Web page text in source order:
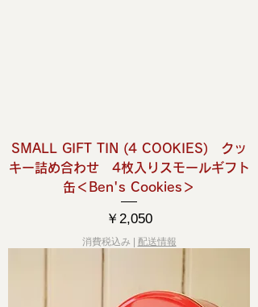
SMALL GIFT TIN (4 COOKIES) クッ
キー詰め合わせ 4枚入りスモールギフト
缶＜Ben's Cookies＞
価格
￥2,050
消費税込み 配送情報